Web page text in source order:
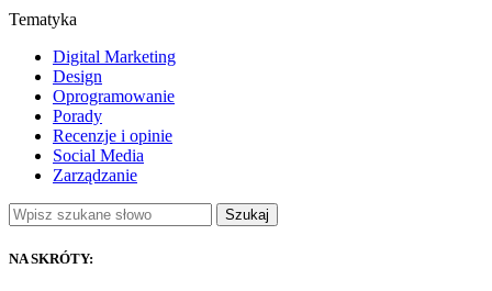
Tematyka
Digital Marketing
Design
Oprogramowanie
Porady
Recenzje i opinie
Social Media
Zarządzanie
Szukaj
NA SKRÓTY: